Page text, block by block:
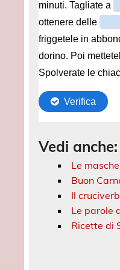
Vedi anche:
Le
Buon
Il
Le parole
Ricette di